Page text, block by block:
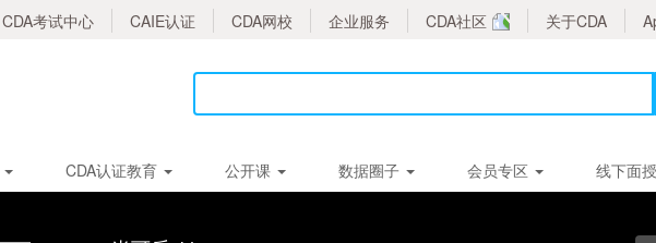
CDA考试中心 CAIE认证 CDA网校 企业服务 CDA社区 关于CDA
CDA认证教育 公开课 数据圈子 会员专区 线下面授